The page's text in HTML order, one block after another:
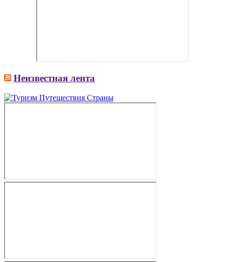
Неизвестная лента